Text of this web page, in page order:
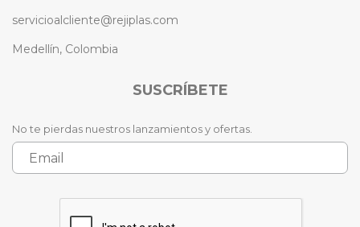
servicioalcliente@rejiplas.com
Medellín, Colombia
SUSCRÍBETE
No te pierdas nuestros lanzamientos y ofertas.